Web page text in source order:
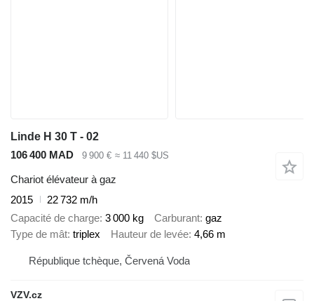
Linde H 30 T - 02
106 400 MAD
9 900 € ≈ 11 440 $US
Chariot élévateur à gaz
2015
22 732 m/h
Capacité de charge 3 000 kg Carburant gaz
Type de mât triplex Hauteur de levée 4,66 m
République tchèque, Červená Voda
VZV.cz